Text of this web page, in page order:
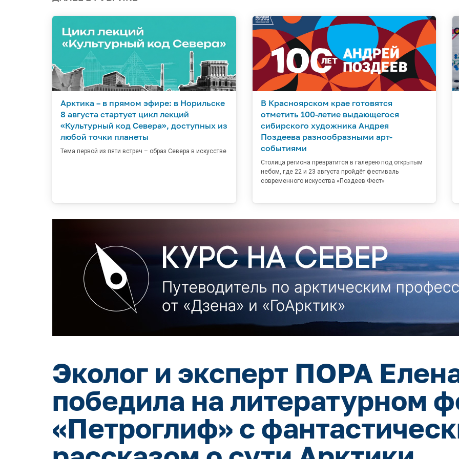
Арктика – в прямом эфире: в Норильске
8 августа стартует цикл лекций
«Культурный код Севера», доступных из
любой точки планеты
Тема первой из пяти встреч – образ Севера в искусстве
В Красноярском крае готовятся
отметить 100-летие выдающегося
сибирского художника Андрея
Поздеева разнообразными арт-
событиями
Столица региона превратится в галерею под открытым
небом, где 22 и 23 августа пройдёт фестиваль
современного искусства «Поздеев Фест»
Эколог и эксперт ПОРА
победила на литературном
«Петроглиф» с